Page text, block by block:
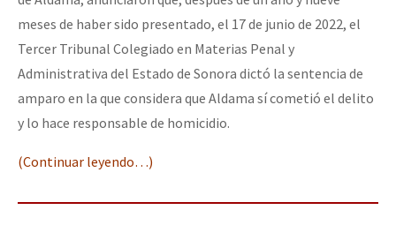
meses de haber sido presentado, el 17 de junio de 2022, el
Tercer Tribunal Colegiado en Materias Penal y
Administrativa del Estado de Sonora dictó la sentencia de
amparo en la que considera que Aldama sí cometió el delito
y lo hace responsable de homicidio.
(Continuar leyendo…)